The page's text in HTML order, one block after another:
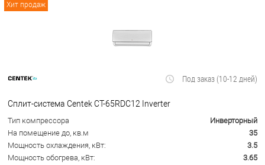
Хит продаж
Под заказ (10-12 дней)
Сплит-система Centek CT-65RDC12 Inverter
Тип компрессора
Инверторный
На помещение до, кв.м
35
Мощность охлаждения, кВт:
3.5
Мощность обогрева, кВт:
3.65